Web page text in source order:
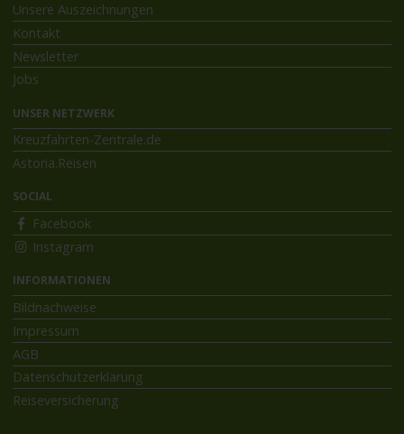
Unsere Auszeichnungen
Kontakt
Newsletter
Jobs
UNSER NETZWERK
Kreuzfahrten-Zentrale.de
Astoria.Reisen
SOCIAL
Facebook
Instagram
INFORMATIONEN
Bildnachweise
Impressum
AGB
Datenschutzerklärung
Reiseversicherung